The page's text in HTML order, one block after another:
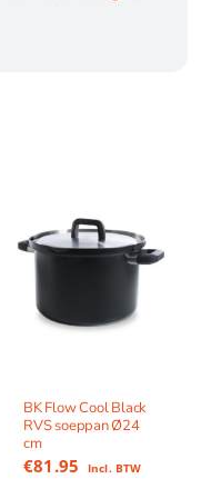
BK Flow Cool Black
RVS soeppan Ø24
cm
€81.95 Incl. BTW